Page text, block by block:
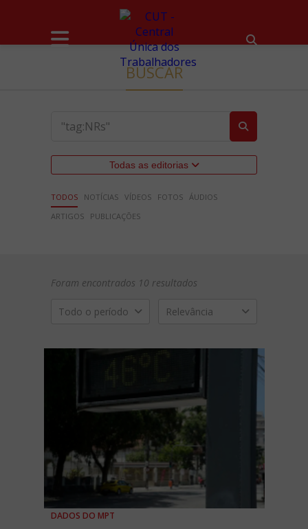
BUSCAR
Todas as editorias
TODOS NOTÍCIAS VÍDEOS FOTOS ÁUDIOS
ARTIGOS
PUBLICAÇÕES
Foram encontrados 10 resultados
Todo o período Relevância
DADOS DO MPT